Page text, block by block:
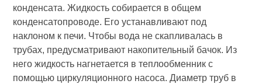
конденсата. Жидкость собирается в общем
конденсатопроводе. Его устанавливают под
наклоном к печи. Чтобы вода не скапливалась в
трубах, предусматривают накопительный бачок. Из
него жидкость нагнетается в теплообменник с
помощью циркуляционного насоса. Диаметр труб в